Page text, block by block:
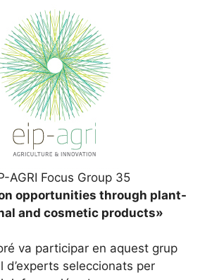
AGRI Focus Group 35
opportunities through plant-
and cosmetic products»
va participar en aquest grup
d’experts seleccionats per